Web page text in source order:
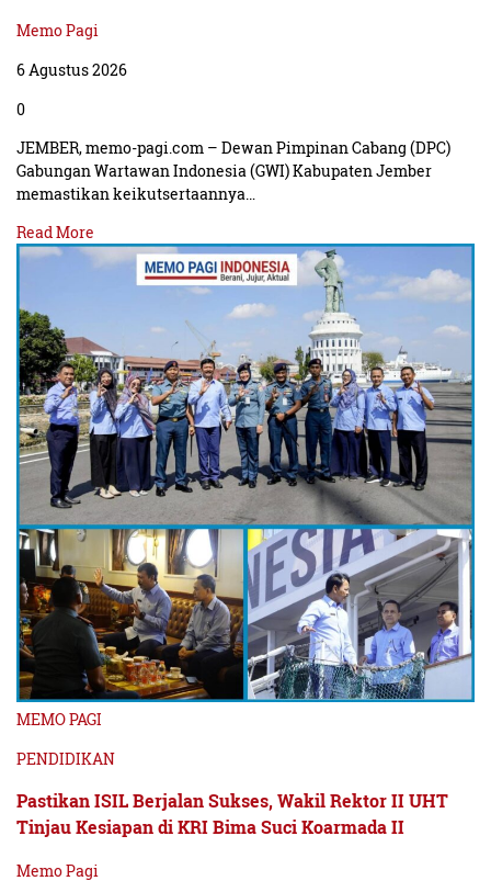
Memo Pagi
6 Agustus 2026
0
JEMBER, memo-pagi.com – Dewan Pimpinan Cabang (DPC)
Gabungan Wartawan Indonesia (GWI) Kabupaten Jember
memastikan keikutsertaannya…
Read More
MEMO PAGI
PENDIDIKAN
Pastikan ISIL Berjalan Sukses, Wakil Rektor II UHT
Tinjau Kesiapan di KRI Bima Suci Koarmada II
Memo Pagi